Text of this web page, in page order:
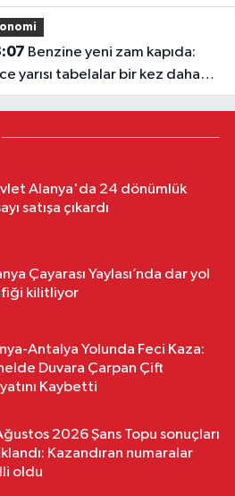
oldu
yarısı tabelalar bir kez daha
Alanya'da 24 dönümlük
satışa çıkardı
Çayarası Yaylası’nda dar yol
kilitliyor
Antalya Yolunda Feci Kaza:
Duvara Çarpan Çift
Kaybetti
2026 Şans Topu sonuçları
Kazandıran numaralar
oldu